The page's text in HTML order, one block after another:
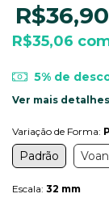
R$36,90
R$35,06
5% de
Ver mais detalhes
Variação de Forma:
Padrão
Escala: 32 mm